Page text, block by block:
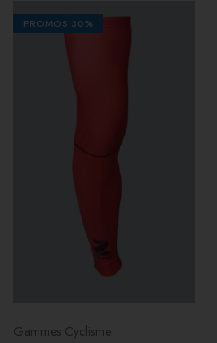
PROMOS 30%
Gammes Cyclisme